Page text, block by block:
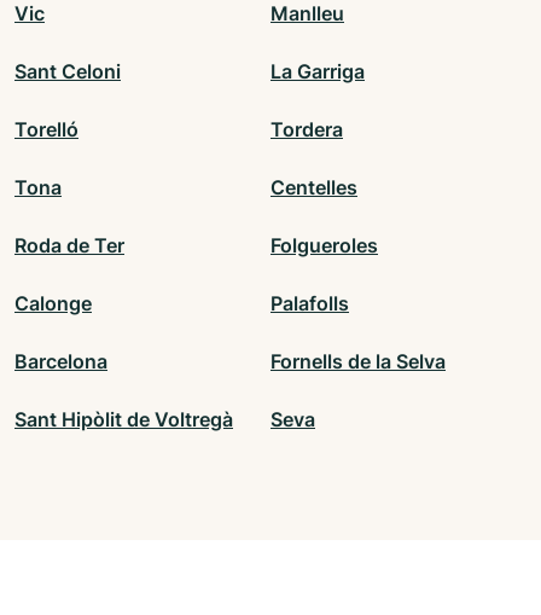
Vic Manlleu
Sant Celoni La Garriga
Torelló Tordera
Tona Centelles
Roda de Ter Folgueroles
Calonge Palafolls
Barcelona Fornells de la Selva
Sant Hipòlit de Voltregà Seva